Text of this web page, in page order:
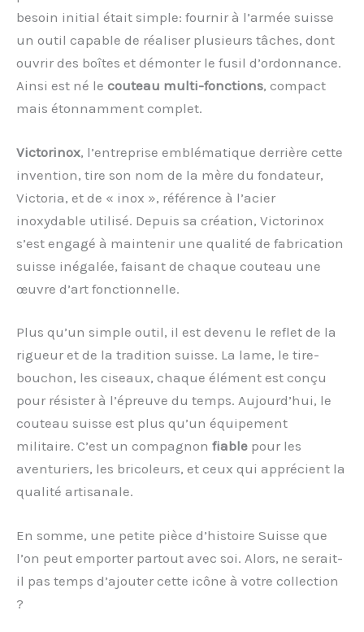
besoin initial était simple: fournir à l’armée suisse
un outil capable de réaliser plusieurs tâches, dont
ouvrir des boîtes et démonter le fusil d’ordonnance.
Ainsi est né le couteau multi-fonctions, compact
mais étonnamment complet.
Victorinox, l’entreprise emblématique derrière cette
invention, tire son nom de la mère du fondateur,
Victoria, et de « inox », référence à l’acier
inoxydable utilisé. Depuis sa création, Victorinox
s’est engagé à maintenir une qualité de fabrication
suisse inégalée, faisant de chaque couteau une
œuvre d’art fonctionnelle.
Plus qu’un simple outil, il est devenu le reflet de la
rigueur et de la tradition suisse. La lame, le tire-
bouchon, les ciseaux, chaque élément est conçu
pour résister à l’épreuve du temps. Aujourd’hui, le
couteau suisse est plus qu’un équipement
militaire. C’est un compagnon fiable pour les
aventuriers, les bricoleurs, et ceux qui apprécient la
qualité artisanale.
En somme, une petite pièce d’histoire Suisse que
l’on peut emporter partout avec soi. Alors, ne serait-
il pas temps d’ajouter cette icône à votre collection
?